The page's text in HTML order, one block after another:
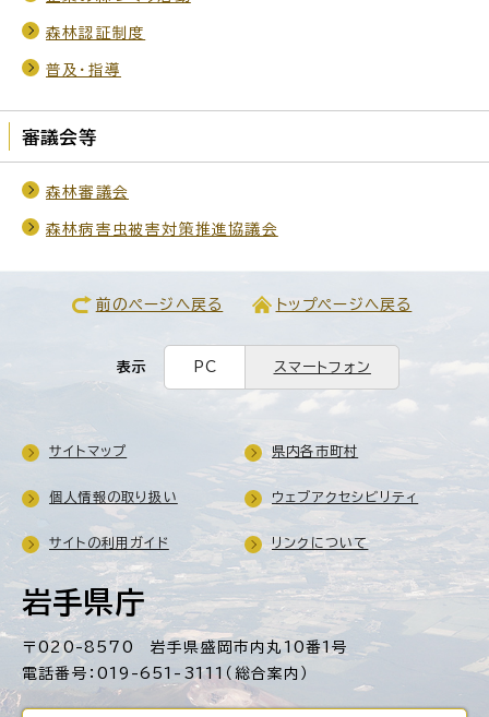
森林認証制度
普及・指導
審議会等
森林審議会
森林病害虫被害対策推進協議会
前のページへ戻る トップページへ戻る
表示 PC スマートフォン
岩手県庁
〒020-8570 岩手県盛岡市内丸10番1号
電話番号：019-651-3111（総合案内）
サイトマップ 県内各市町村
個人情報の取り扱い ウェブアクセシビリティ
サイトの利用ガイド リンクについて